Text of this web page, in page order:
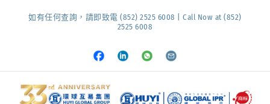
如有任何查詢，請即致電 (852) 2525 6008 | Call Now at (852)
2525 6008
Facebook
LinkedInWhatsapp
Email